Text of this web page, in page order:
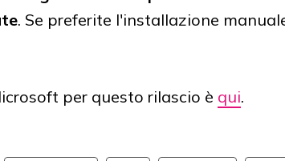
. Se preferite l'installazione
per questo rilascio è qui.